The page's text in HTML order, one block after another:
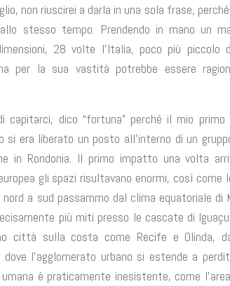
non riuscirei a darla in una sola frase,
stesso tempo. Prendendo in mano un
28 volte l’Italia, poco più piccolo
per la sua vastità potrebbe essere
dico “fortuna” perché il mio primo
si era liberato un posto all’interno di un
in Rondonia. Il primo impatto una volta
gli spazi risultavano enormi, così come
a sud passammo dal clima equatoriale di
più miti presso le cascate di
città sulla costa come Recife e Olinda,
l’agglomerato urbano si estende a
è praticamente inesistente, come